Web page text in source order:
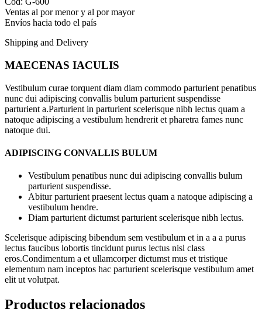
Ventas al por menor y al por mayor
Envíos hacia todo el país
Shipping and Delivery
MAECENAS IACULIS
Vestibulum curae torquent diam diam commodo parturient penatibus
nunc dui adipiscing convallis bulum parturient suspendisse
parturient a.Parturient in parturient scelerisque nibh lectus quam a
natoque adipiscing a vestibulum hendrerit et pharetra fames nunc
natoque dui.
ADIPISCING CONVALLIS BULUM
Vestibulum penatibus nunc dui adipiscing convallis bulum
parturient suspendisse.
Abitur parturient praesent lectus quam a natoque adipiscing a
vestibulum hendre.
Diam parturient dictumst parturient scelerisque nibh lectus.
Scelerisque adipiscing bibendum sem vestibulum et in a a a purus
lectus faucibus lobortis tincidunt purus lectus nisl class
eros.Condimentum a et ullamcorper dictumst mus et tristique
elementum nam inceptos hac parturient scelerisque vestibulum amet
elit ut volutpat.
Productos relacionados